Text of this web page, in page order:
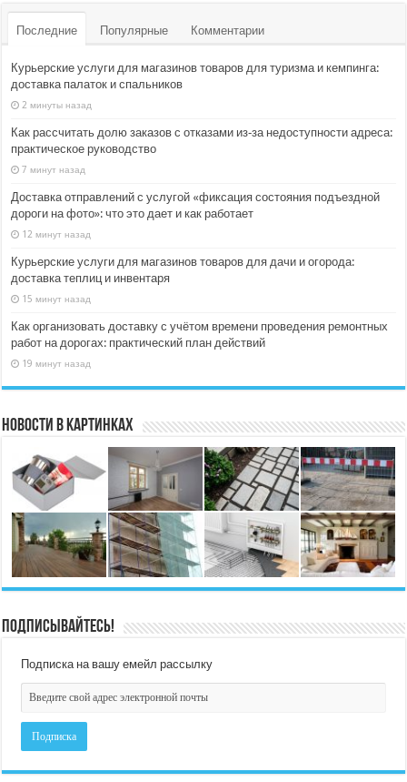
Последние Популярные Комментарии
Курьерские услуги для магазинов товаров для туризма и кемпинга:
доставка палаток и спальников
2 минуты назад
Как рассчитать долю заказов с отказами из‑за недоступности адреса:
практическое руководство
7 минут назад
Доставка отправлений с услугой «фиксация состояния подъездной
дороги на фото»: что это дает и как работает
12 минут назад
Курьерские услуги для магазинов товаров для дачи и огорода:
доставка теплиц и инвентаря
15 минут назад
Как организовать доставку с учётом времени проведения ремонтных
работ на дорогах: практический план действий
19 минут назад
Новости в картинках
Подписывайтесь!
Подписка на вашу емейл рассылку